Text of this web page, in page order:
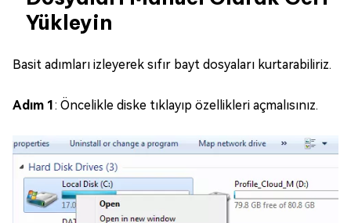
Yükleyin
Basit adımları izleyerek sıfır bayt dosyaları kurtarabiliriz.
Adım 1: Öncelikle diske tıklayıp özellikleri açmalısınız.